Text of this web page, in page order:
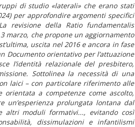
di studio «laterali» che erano stati
per approfondire argomenti specifici
La revisione della Ratio fundamentalis
marzo, che propone un aggiornamento
uscita nel 2016 e ancora in fase
Documento orientativo per l’attuazione
l’identità relazionale del presbitero,
Sottolinea la necessità di una
laici – con particolare riferimento alle
a competenze come ascolto,
un’esperienza prolungata lontana dal
altri moduli formativi..., evitando così
dissimulazioni e infantilismi